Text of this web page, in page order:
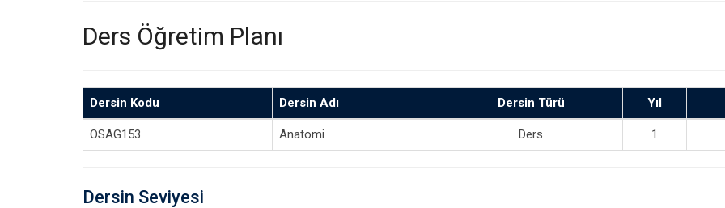
Ders Öğretim Planı
Dersin Kodu Dersin Adı Dersin Türü Yıl
OSAG153 Anatomi Ders 1
Dersin Seviyesi